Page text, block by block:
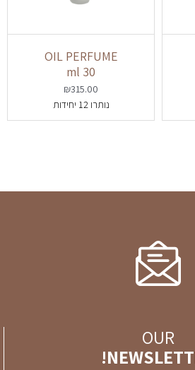
OIL PERFUME
30 ml
₪315.00
נותרו 12 יחידות
OUR